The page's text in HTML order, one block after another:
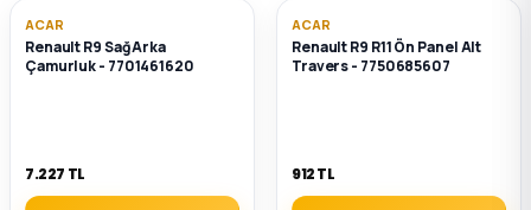
ACAR
Renault R9 Sağ Arka
Çamurluk - 7701461620
7.227 TL
ACAR
Renault R9 R11 Ön Panel Alt
Travers - 7750685607
912 TL